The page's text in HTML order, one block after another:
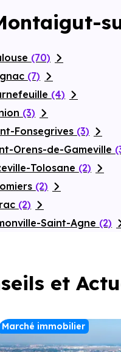
(70)
(7)
(4)
(3)
Fonsegrives (3)
Orens-de-Gameville
Tolosane (2)
(2)
(2)
Saint-Agne (2)
et
Marché immobilier